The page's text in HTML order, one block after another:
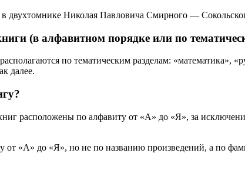
двухтомнике Николая Павловича Смирного —
(в алфавитном порядке или по
по тематическим разделам: «математика»,
далее.
расположены по алфавиту от «А» до «Я», за
«А» до «Я», но не по названию произведений, а по